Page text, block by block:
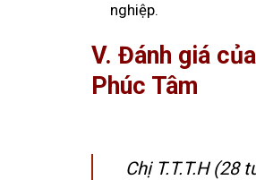
nghiệp.
V. Đánh giá
Phúc Tâm
Chị T.T.T.H (28